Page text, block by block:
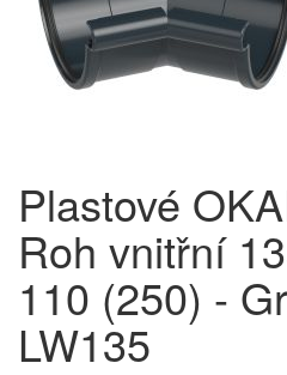
Plastové
Roh vnitřní
110 (250) -
LW135